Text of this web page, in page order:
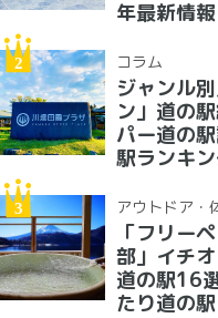
年最新情報
コラム
ジャンル
ン」道の
パー道の
駅ランキン
アウトドア・
「フリー
部」イチ
道の駅16
たり道の駅